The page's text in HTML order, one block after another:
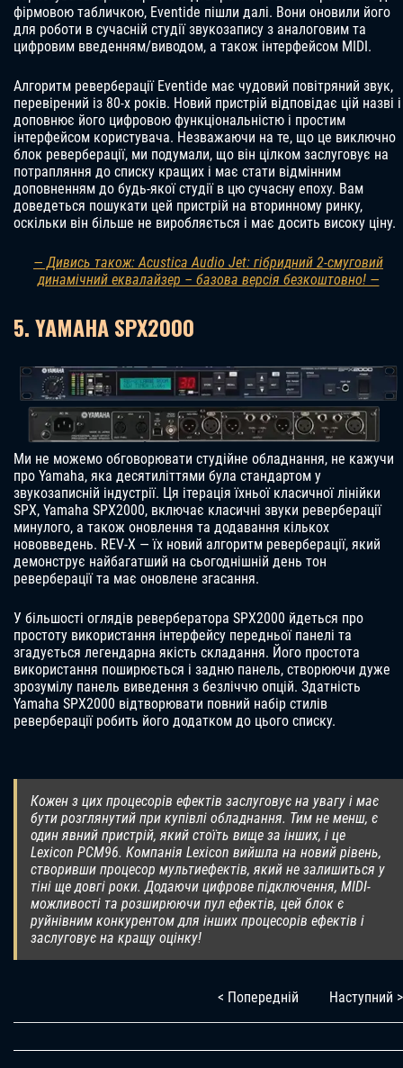
фірмовою табличкою, Eventide пішли далі. Вони оновили його
для роботи в сучасній студії звукозапису з аналоговим та
цифровим введенням/виводом, а також інтерфейсом MIDI.
Алгоритм реверберації Eventide має чудовий повітряний звук,
перевірений із 80-х років. Новий пристрій відповідає цій назві і
доповнює його цифровою функціональністю і простим
інтерфейсом користувача. Незважаючи на те, що це виключно
блок реверберації, ми подумали, що він цілком заслуговує на
потрапляння до списку кращих і має стати відмінним
доповненням до будь-якої студії в цю сучасну епоху. Вам
доведеться пошукати цей пристрій на вторинному ринку,
оскільки він більше не виробляється і має досить високу ціну.
— Дивись також: Acustica Audio Jet: гібридний 2-смуговий
динамічний еквалайзер – базова версія безкоштовно! —
5. YAMAHA SPX2000
Ми не можемо обговорювати студійне обладнання, не кажучи
про Yamaha, яка десятиліттями була стандартом у
звукозаписній індустрії. Ця ітерація їхньої класичної лінійки
SPX, Yamaha SPX2000, включає класичні звуки реверберації
минулого, а також оновлення та додавання кількох
нововведень. REV-X — їх новий алгоритм реверберації, який
демонструє найбагатший на сьогоднішній день тон
реверберації та має оновлене згасання.
У більшості оглядів ревербератора SPX2000 йдеться про
простоту використання інтерфейсу передньої панелі та
згадується легендарна якість складання. Його простота
використання поширюється і задню панель, створюючи дуже
зрозумілу панель виведення з безліччю опцій. Здатність
Yamaha SPX2000 відтворювати повний набір стилів
реверберації робить його додатком до цього списку.
Кожен з цих процесорів ефектів заслуговує на увагу і має
бути розглянутий при купівлі обладнання. Тим не менш, є
один явний пристрій, який стоїть вище за інших, і це
Lexicon PCM96. Компанія Lexicon вийшла на новий рівень,
створивши процесор мультиефектів, який не залишиться у
тіні ще довгі роки. Додаючи цифрове підключення, MIDI-
можливості та розширюючи пул ефектів, цей блок є
руйнівним конкурентом для інших процесорів ефектів і
заслуговує на кращу оцінку!
< Попередній Наступний >